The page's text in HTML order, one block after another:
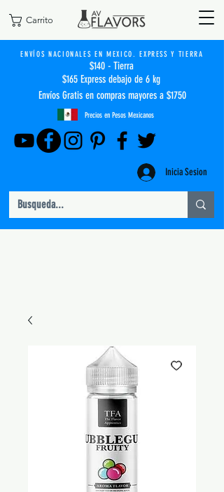
Carrito
ENVÍOS NACIONALES EN MEXICO. EXPRESS Y TIERRA
$140 - Tierra
$165 Express debajo de 6 kg
Envíos Gratis en compras mayores a $1750
Precios en Pesos Mexicanos
Inicia Sesion